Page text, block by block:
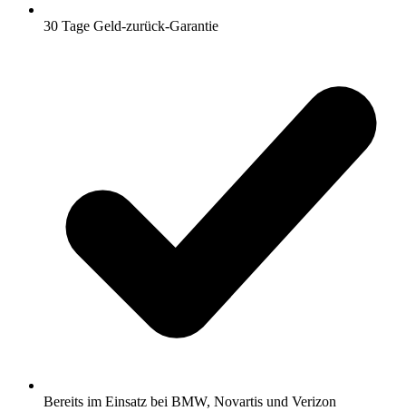
30 Tage Geld-zurück-Garantie
Bereits im Einsatz bei BMW, Novartis und Verizon